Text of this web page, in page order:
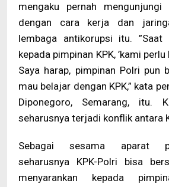
mengaku pernah
dengan cara kerja dan
lembaga antikorupsi itu. ”Saat
kepada pimpinan KPK, ’kami
Saya harap, pimpinan Polri pun
mau belajar dengan KPK,” kata
Diponegoro, Semarang, itu.
seharusnya terjadi konflik antara
Sebagai sesama aparat
seharusnya KPK-Polri bisa
menyarankan kepada